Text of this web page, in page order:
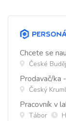
Chcete se
České
Prodavač/ka
Český
Pracovník v
Tábor